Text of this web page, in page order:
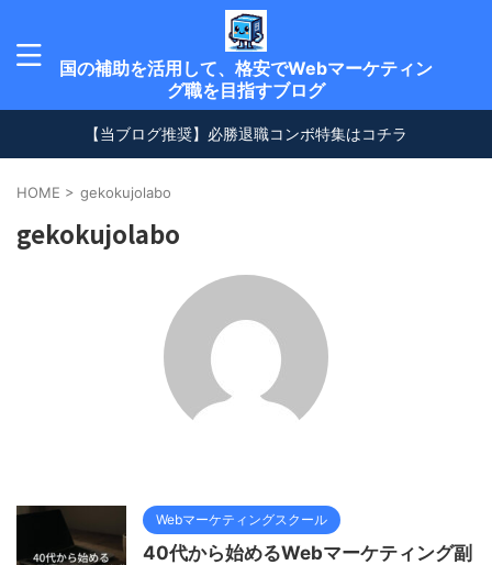
国の補助を活用して、格安でWebマーケティン
グ職を目指すブログ
【当ブログ推奨】必勝退職コンボ特集はコチラ
HOME > gekokujolabo
gekokujolabo
Webマーケティングスクール
40代から始めるWebマーケティング副